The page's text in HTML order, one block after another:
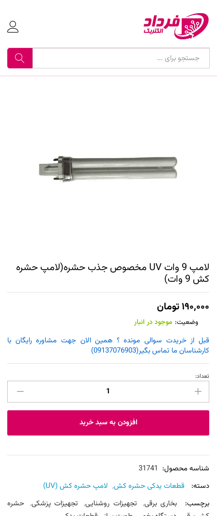
جستجو
لامپ 9 وات UV مخصوص جذب حشره(لامپ حشره
کش 9 وات)
۱۹۰,۰۰۰تومان
وضعیت: موجود در انبار
قبل از خریدت سوالی مونده ؟ همین الان جهت مشاوره رایگان با
کارشناسان ما تماس بگیر(09137076903)
لامپ
وات
حشره(لامپ
حشره
وات)
تعداد:
افزودن به سبد خرید
شناسه محصول: 31741
دسته:
قطعات یدکی حشره کش, لامپ حشره کش (UV)
برچسب:
بخاری برقی, تجهیزات روشنایی, تجهیزات پزشکی, حشره